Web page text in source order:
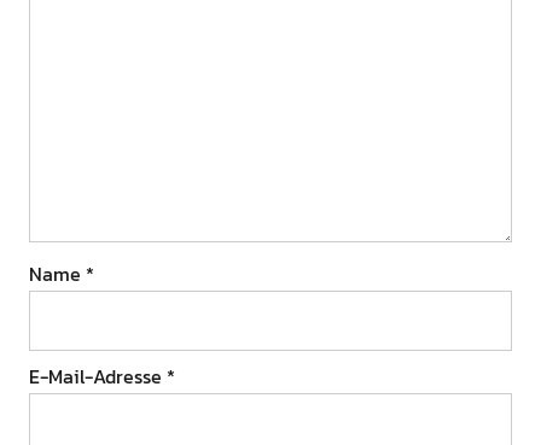
Name *
E-Mail-Adresse *